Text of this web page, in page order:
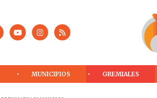
MUNICIPIOS GREMIALES